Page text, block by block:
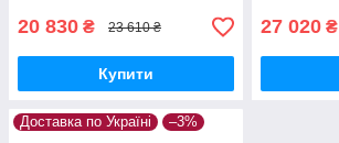
20 830 ₴ 23 610 ₴
Купити
27 020 ₴
Доставка по Україні –3%